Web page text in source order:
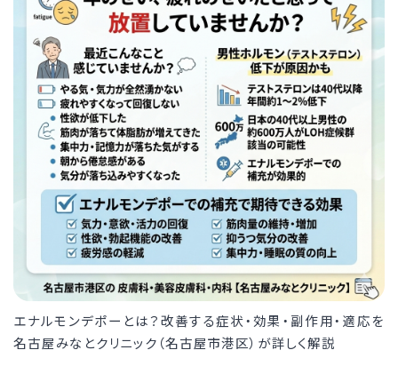
エナルモンデポーとは？改善する症状・効果・副作用・適応を
名古屋みなとクリニック（名古屋市港区）が詳しく解説